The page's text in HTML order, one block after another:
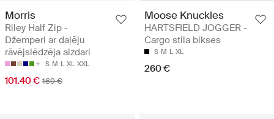
Morris
Riley Half Zip -
Džemperi ar daļēju
rāvējslēdzēja aizdari
S M L XL XXL
101.40 € 169 €
Moose Knuckles
HARTSFIELD JOGGER -
Cargo stila bikses
S M L XL
260 €